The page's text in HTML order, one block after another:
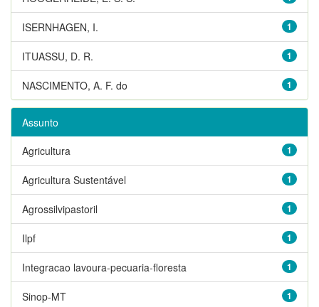
1
ISERNHAGEN, I.
1
ITUASSU, D. R.
1
NASCIMENTO, A. F. do
Assunto
1
Agricultura
1
Agricultura Sustentável
1
Agrossilvipastoril
1
Ilpf
1
Integracao lavoura-pecuaria-floresta
1
Sinop-MT